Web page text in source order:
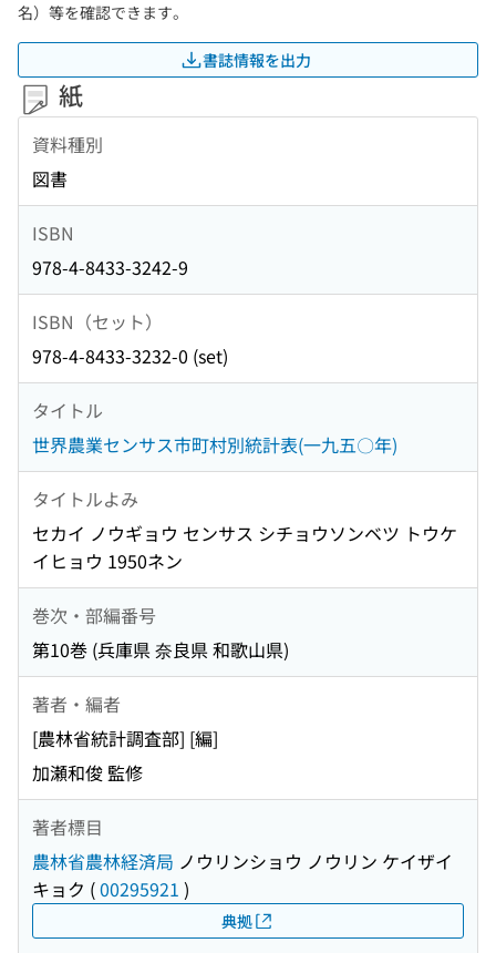
名）等を確認できます。
書誌情報を出力
紙
資料種別
図書
ISBN
978-4-8433-3242-9
ISBN（セット）
978-4-8433-3232-0 (set)
タイトル
世界農業センサス市町村別統計表(一九五〇年)
タイトルよみ
セカイ ノウギョウ センサス シチョウソンベツ トウケ
イヒョウ 1950ネン
巻次・部編番号
第10巻 (兵庫県 奈良県 和歌山県)
著者・編者
[農林省統計調査部] [編]
加瀬和俊 監修
著者標目
農林省農林経済局 ノウリンショウ ノウリン ケイザイ
キョク (00295921 )
典拠